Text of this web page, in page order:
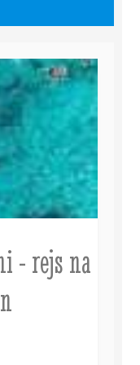
- rejs na